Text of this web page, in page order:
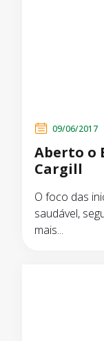
09/06/2017
Aberto o
Cargill
O foco das
saudável,
mais...